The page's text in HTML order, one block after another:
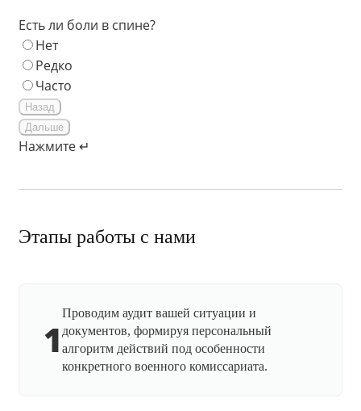
Есть ли боли в спине?
Нет
Редко
Часто
Назад
Дальше
Нажмите ↵
Этапы работы с нами
1
Проводим аудит вашей ситуации и
документов, формируя персональный
алгоритм действий под особенности
конкретного военного комиссариата.